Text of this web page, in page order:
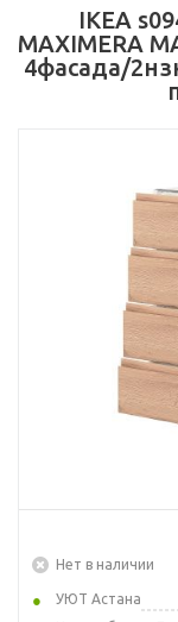
IKEA
MAXIMERA
4фасада/
Нет в наличии
УЮТ Астана